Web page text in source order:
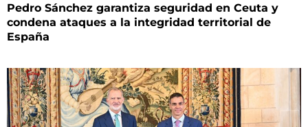
Pedro Sánchez garantiza seguridad en Ceuta y
condena ataques a la integridad territorial de
España